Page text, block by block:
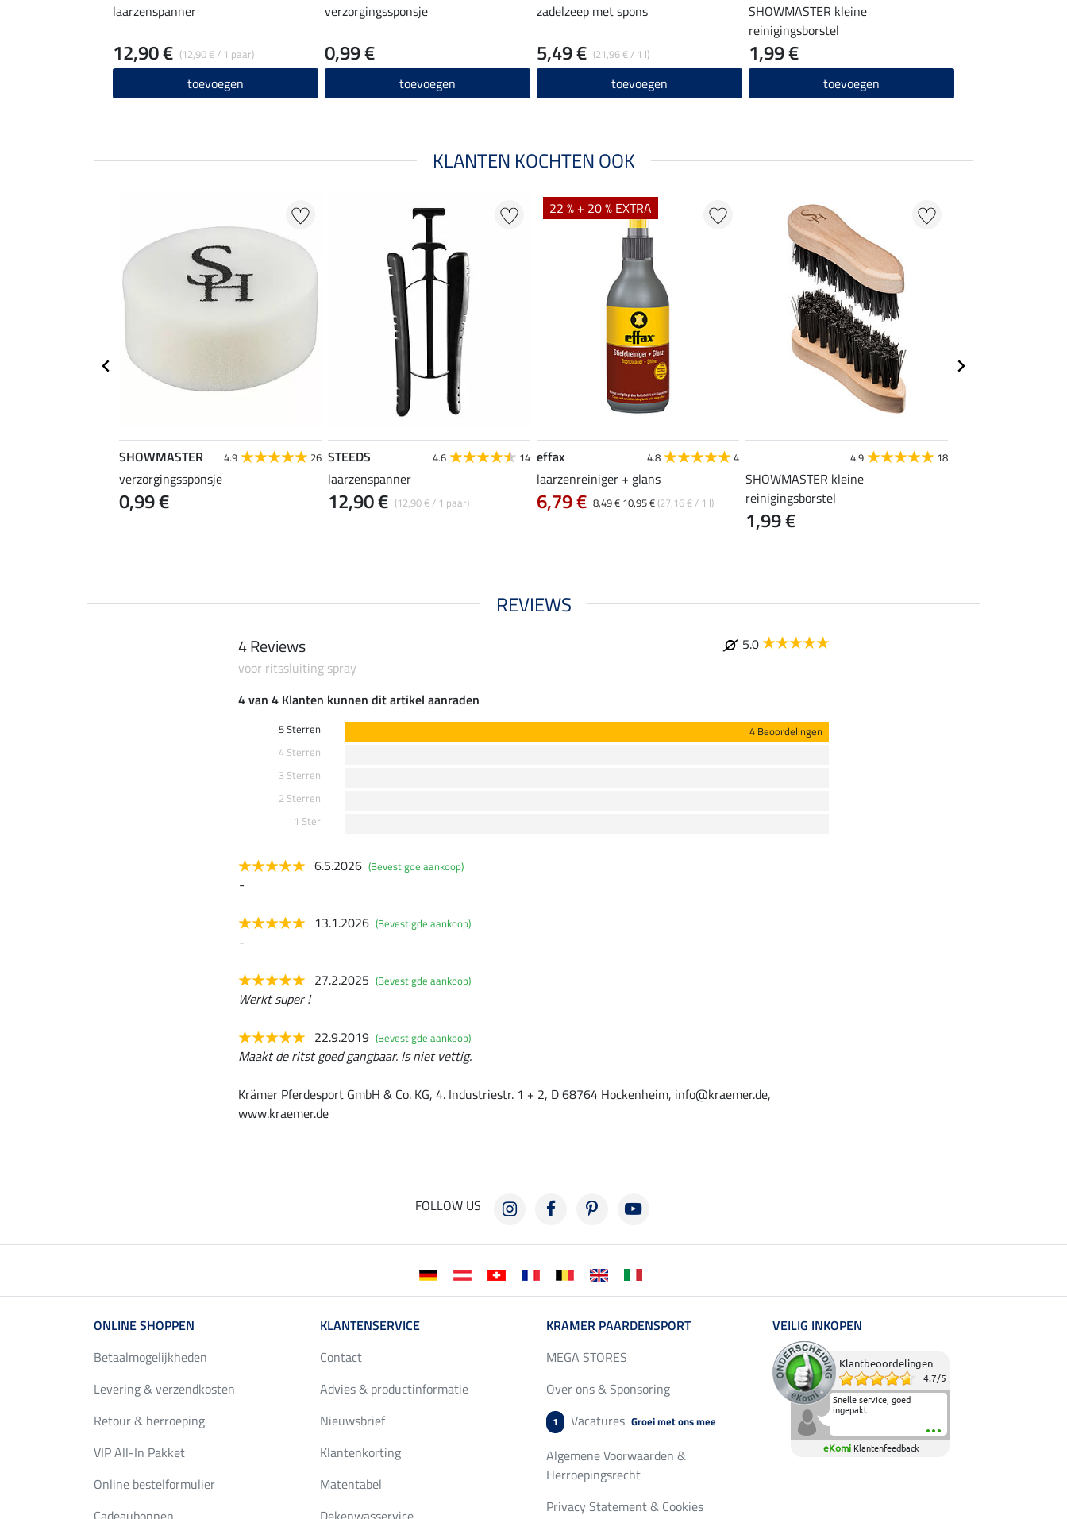
laarzenspanner
(12,90 € / 1 paar)
12,90 €
toevoegen
verzorgingssponsje
0,99 €
toevoegen
zadelzeep met spons
(21,96 € / 1 l)
5,49 €
toevoegen
SHOWMASTER kleine
reinigingsborstel
1,99 €
toevoegen
KLANTEN KOCHTEN OOK
SHOWMASTER 4.9 26
verzorgingssponsje
0,99 €
STEEDS 4.6 14
laarzenspanner
(12,90 € / 1 paar)
12,90 €
22 % + 20 % EXTRA
effax 4.8 4
laarzenreiniger + glans
8,49 €10,95 € (27,16 € / 1 l)
6,79 €
4.9 18
SHOWMASTER kleine
reinigingsborstel
1,99 €
REVIEWS
4 Reviews
5.0
voor ritssluiting spray
4 van 4 Klanten kunnen dit artikel aanraden
5 Sterren
4 Beoordelingen
4 Sterren
3 Sterren
2 Sterren
1 Ster
6.5.2026 (Bevestigde aankoop)
-
13.1.2026 (Bevestigde aankoop)
-
27.2.2025 (Bevestigde aankoop)
Werkt super !
22.9.2019 (Bevestigde aankoop)
Maakt de ritst goed gangbaar. Is niet vettig.
Krämer Pferdesport GmbH & Co. KG, 4. Industriestr. 1 + 2, D 68764 Hockenheim, info@kraemer.de,
www.kraemer.de
FOLLOW US
ONLINE SHOPPEN
Betaalmogelijkheden
Levering & verzendkosten
Retour & herroeping
VIP All-In Pakket
Online bestelformulier
KLANTENSERVICE
Contact
Advies & productinformatie
Nieuwsbrief
Klantenkorting
Matentabel
KRAMER PAARDENSPORT
MEGA STORES
Over ons & Sponsoring
1 Vacatures Groei met ons mee
Algemene Voorwaarden &
Herroepingsrecht
Privacy Statement & Cookies
VEILIG INKOPEN
Klantbeoordelingen
4.7/5
Snelle service, goed
ingepakt.
eKomi Klantenfeedback